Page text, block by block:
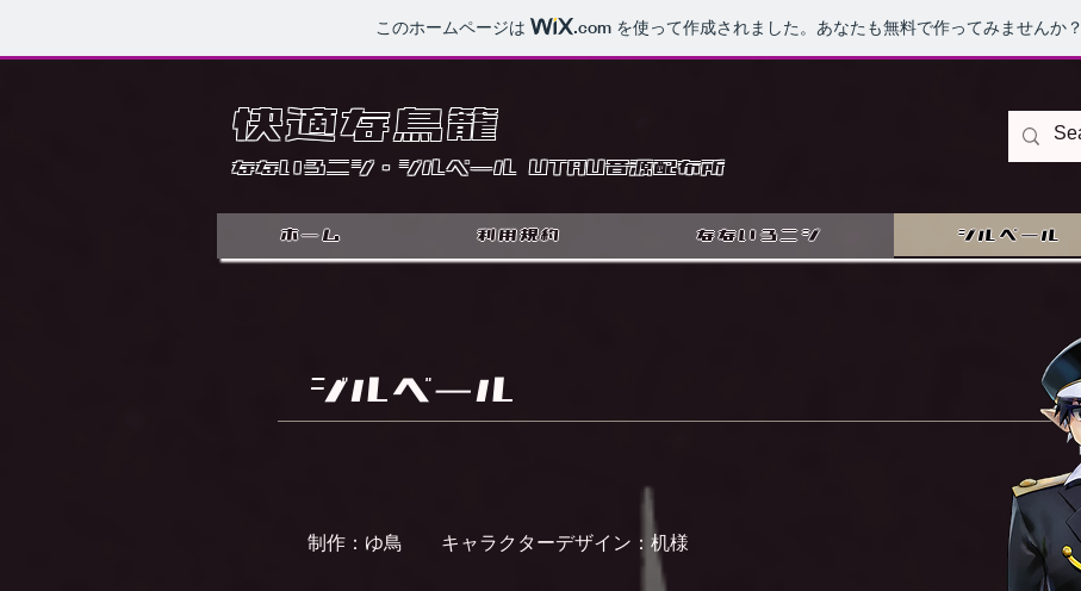
このホームページは .com を使って作成されました。あなたも無料で作ってみませんか？
快適な鳥籠
なないろニジ・ジルベール UTAU音源配布所
ホーム 利用規約 なないろニジ ジルベール
ジルベール
制作：ゆ鳥 キャラクターデザイン：机様